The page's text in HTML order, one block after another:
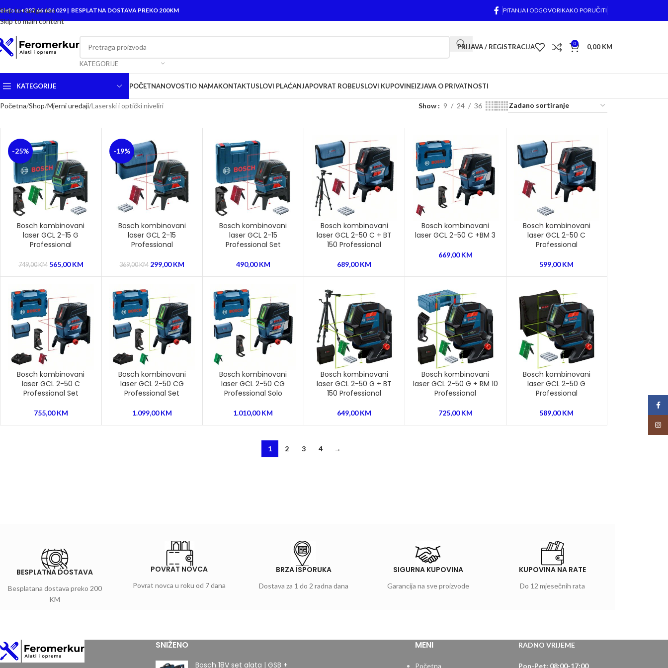
Skip to navigation
Skip to main content
+387 66 686 029 | BESPLATNA DOSTAVA PREKO 200KM PITANJA I ODGOVORIKAKO PORUČITI
KATEGORIJE
PRIJAVA / REGISTRACIJA 0 0,00 KM
KATEGORIJE POČETNANOVOSTIO NAMAKONTAKTUSLOVI PLAĆANJAPOVRAT ROBEUSLOVI KUPOVINEIZJAVA O PRIVATNOSTI
Početna Shop Mjerni uređaji Laserski i optički niveliri Show 9 24 36
-25%
Bosch kombinovani
laser GCL 2-15 G
Professional
749,00KM 565,00KM
-19%
Bosch kombinovani
laser GCL 2-15
Professional
369,00KM 299,00KM
Bosch kombinovani
laser GCL 2-15
Professional Set
490,00KM
Bosch kombinovani
laser GCL 2-50 C + BT
150 Professional
689,00KM
Bosch kombinovani
laser GCL 2-50 C +BM 3
669,00KM
Bosch kombinovani
laser GCL 2-50 C
Professional
599,00KM
Bosch kombinovani
laser GCL 2-50 C
Professional Set
755,00KM
Bosch kombinovani
laser GCL 2-50 CG
Professional Set
1.099,00KM
Bosch kombinovani
laser GCL 2-50 CG
Professional Solo
1.010,00KM
Bosch kombinovani
laser GCL 2-50 G + BT
150 Professional
649,00KM
Bosch kombinovani
laser GCL 2-50 G + RM 10
Professional
725,00KM
Bosch kombinovani
laser GCL 2-50 G
Professional
589,00KM
1 2 3 4 →
BESPLATNA DOSTAVA
Besplatana dostava preko 200
KM
POVRAT NOVCA
Povrat novca u roku od 7 dana
BRZA ISPORUKA
Dostava za 1 do 2 radna dana
SIGURNA KUPOVINA
Garancija na sve proizvode
KUPOVINA NA RATE
Do 12 mjesečnih rata
SNIŽENO
Bosch 18V set alata | GSB +
MENI
Početna
RADNO VRIJEME
Pon-Pet: 08:00-17:00